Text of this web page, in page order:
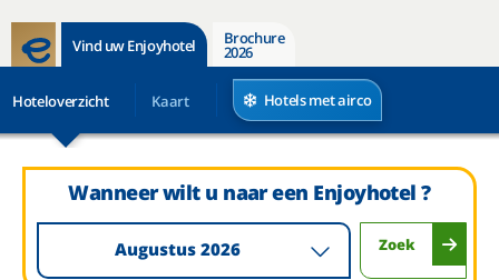
Vind uw Enjoyhotel Brochure
2026
Hoteloverzicht Kaart Hotels met airco
Wanneer wilt u naar een Enjoyhotel ?
Augustus 2026 Zoek